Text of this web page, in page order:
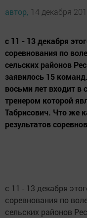
автор, 14 декабря
с 11 - 13 декабря
соревнования по
сельских районов
заявилось 15
восьми лет входит в
тренером которой
Табрисович. Что же
результатов
с 11 - 13 декабря
соревнования по
сельских районов